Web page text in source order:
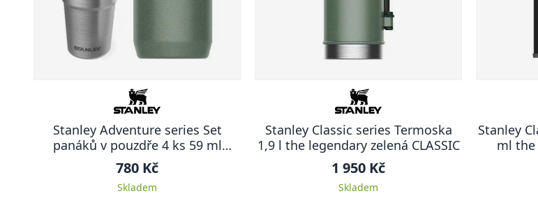
Stanley Adventure series Set
panáků v pouzdře 4 ks 59 ml
zelená ADVENTURE
780 Kč
Skladem
Stanley Classic series Termoska
1,9 l the legendary zelená CLASSIC
1 950 Kč
Skladem
Stanley
ml the